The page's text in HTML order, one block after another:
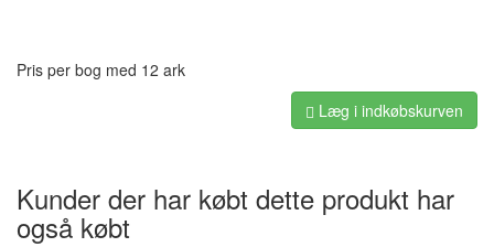
Pris per bog med 12 ark
Læg i indkøbskurven
Kunder der har købt dette produkt har
også købt